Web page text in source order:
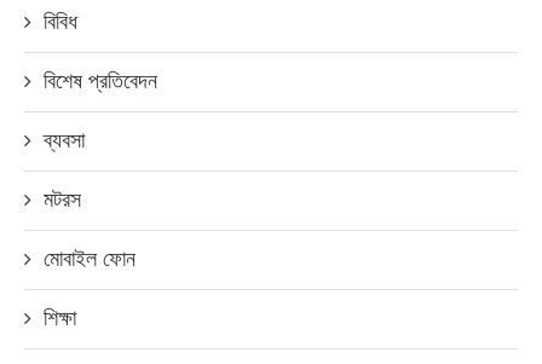
বিবিধ
বিশেষ প্রতিবেদন
ব্যবসা
মটরস
মোবাইল ফোন
শিক্ষা